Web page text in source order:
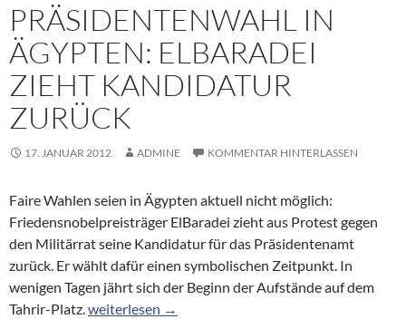
PRÄSIDENTENWAHL IN
ÄGYPTEN: ELBARADEI
ZIEHT KANDIDATUR
ZURÜCK
17. JANUAR 2012 ADMINE KOMMENTAR HINTERLASSEN
Faire Wahlen seien in Ägypten aktuell nicht möglich:
Friedensnobelpreisträger ElBaradei zieht aus Protest gegen
den Militärrat seine Kandidatur für das Präsidentenamt
zurück. Er wählt dafür einen symbolischen Zeitpunkt. In
wenigen Tagen jährt sich der Beginn der Aufstände auf dem
Tahrir-Platz.Präsidentenwahl in Ägypten: ElBaradei zieht
weiterlesen →